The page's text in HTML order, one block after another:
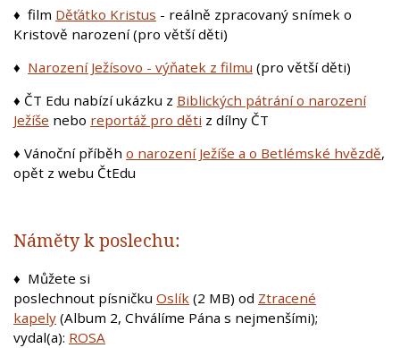
♦ film Děťátko Kristus - reálně zpracovaný snímek o
Kristově narození (pro větší děti)
♦ Narození Ježísovo - výňatek z filmu (pro větší děti)
♦ ČT Edu nabízí ukázku z Biblických pátrání o narození
Ježíše nebo reportáž pro děti z dílny ČT
♦ Vánoční příběh o narození Ježíše a o Betlémské hvězdě,
opět z webu ČtEdu
Náměty k poslechu:
♦ Můžete si
poslechnout písničku Oslík (2 MB) od Ztracené
kapely (Album 2, Chválíme Pána s nejmenšími);
vydal(a): ROSA